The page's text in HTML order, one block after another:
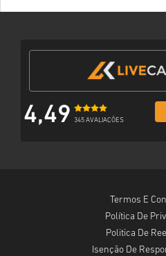
4,49 345 AVALIAÇÕES
Termos E
Política De
Politica De
Isenção De